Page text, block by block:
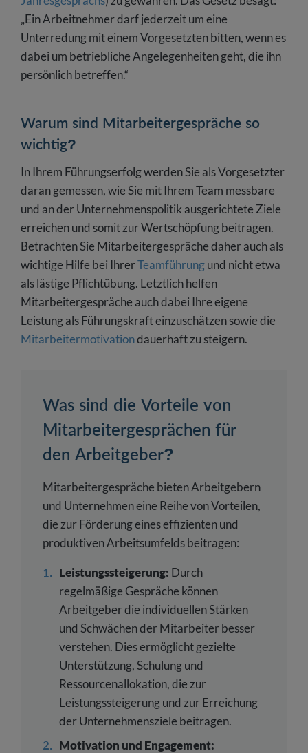
„Ein Arbeitnehmer darf jederzeit um eine
Unterredung mit einem Vorgesetzten bitten, wenn es
dabei um betriebliche Angelegenheiten geht, die ihn
persönlich betreffen.“
Warum sind Mitarbeitergespräche so
wichtig?
In Ihrem Führungserfolg werden Sie als Vorgesetzter
daran gemessen, wie Sie mit Ihrem Team messbare
und an der Unternehmenspolitik ausgerichtete Ziele
erreichen und somit zur Wertschöpfung beitragen.
Betrachten Sie Mitarbeitergespräche daher auch als
wichtige Hilfe bei IhrerTeamführungund nicht etwa
als lästige Pflichtübung. Letztlich helfen
Mitarbeitergespräche auch dabei Ihre eigene
Leistung als Führungskraft einzuschätzen sowie die
Mitarbeitermotivationdauerhaft zu steigern.
Was sind die Vorteile von
Mitarbeitergesprächen für
den Arbeitgeber?
Mitarbeitergespräche bieten Arbeitgebern
und Unternehmen eine Reihe von Vorteilen,
die zur Förderung eines effizienten und
produktiven Arbeitsumfelds beitragen:
Leistungssteigerung: Durch
regelmäßige Gespräche können
Arbeitgeber die individuellen Stärken
und Schwächen der Mitarbeiter besser
verstehen. Dies ermöglicht gezielte
Unterstützung, Schulung und
Ressourcenallokation, die zur
Leistungssteigerung und zur Erreichung
der Unternehmensziele beitragen.
Motivation und Engagement: